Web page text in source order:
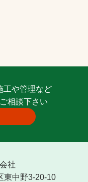
工や管理など
相談下さい
社
東中野3-20-10